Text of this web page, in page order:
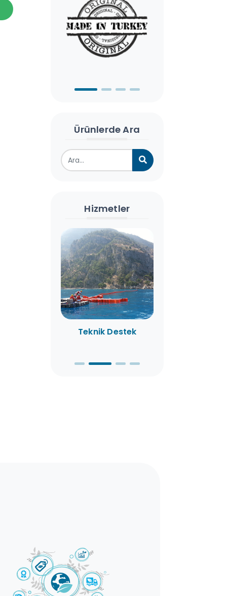
Ürünlerde Ara
Hizmetler
Teknik Destek